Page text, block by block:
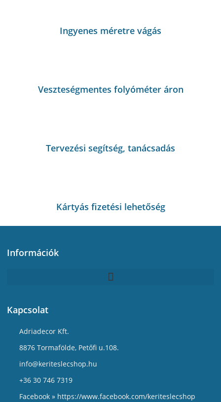
Ingyenes méretre vágás
Veszteségmentes folyóméter áron
Tervezési segítség, tanácsadás
Kártyás fizetési lehetőség
Információk
Kapcsolat
Adriadecor Kft.
8876 Tormafölde, Petőfi u.108.
info@keriteslecshop.hu
+36 30 746 7319
Facebook » https://www.facebook.com/keriteslecshop